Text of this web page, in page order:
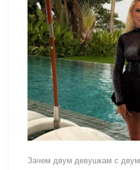
Зачем двум девушкам с